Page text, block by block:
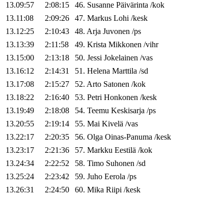
13.09:57
2:08:15 46. Susanne Päivärinta /kok
13.11:08
2:09:26 47. Markus Lohi /kesk
13.12:25
2:10:43 48. Arja Juvonen /ps
13.13:39
2:11:58 49. Krista Mikkonen /vihr
13.15:00
2:13:18 50. Jessi Jokelainen /vas
13.16:12
2:14:31 51. Helena Marttila /sd
13.17:08
2:15:27 52. Arto Satonen /kok
13.18:22
2:16:40 53. Petri Honkonen /kesk
13.19:49
2:18:08 54. Teemu Keskisarja /ps
13.20:55
2:19:14 55. Mai Kivelä /vas
13.22:17
2:20:35 56. Olga Oinas-Panuma /kesk
13.23:17
2:21:36 57. Markku Eestilä /kok
13.24:34
2:22:52 58. Timo Suhonen /sd
13.25:24
2:23:42 59. Juho Eerola /ps
13.26:31
2:24:50 60. Mika Riipi /kesk